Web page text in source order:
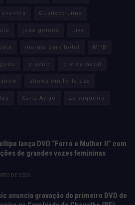
Gusttavo Lima
joão gomes Live
marina park hotel MPB
piseiro pré-carnaval
show shows em fortaleza
Xand Avião zé vaqueiro
lança DVD “Forró e Mulher II” com
de grandes vozes femininas
DE 2026
anuncia gravação do primeiro DVD de